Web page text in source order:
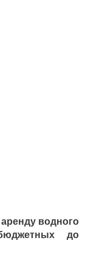
водного
до